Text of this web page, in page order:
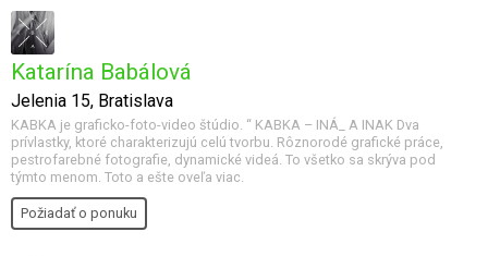
Katarína Babálová
Jelenia 15, Bratislava
KABKA je graficko-foto-video štúdio. “ KABKA – INÁ_ A INAK Dva
prívlastky, ktoré charakterizujú celú tvorbu. Rôznorodé grafické práce,
pestrofarebné fotografie, dynamické videá. To všetko sa skrýva pod
týmto menom. Toto a ešte oveľa viac.
Požiadať o ponuku